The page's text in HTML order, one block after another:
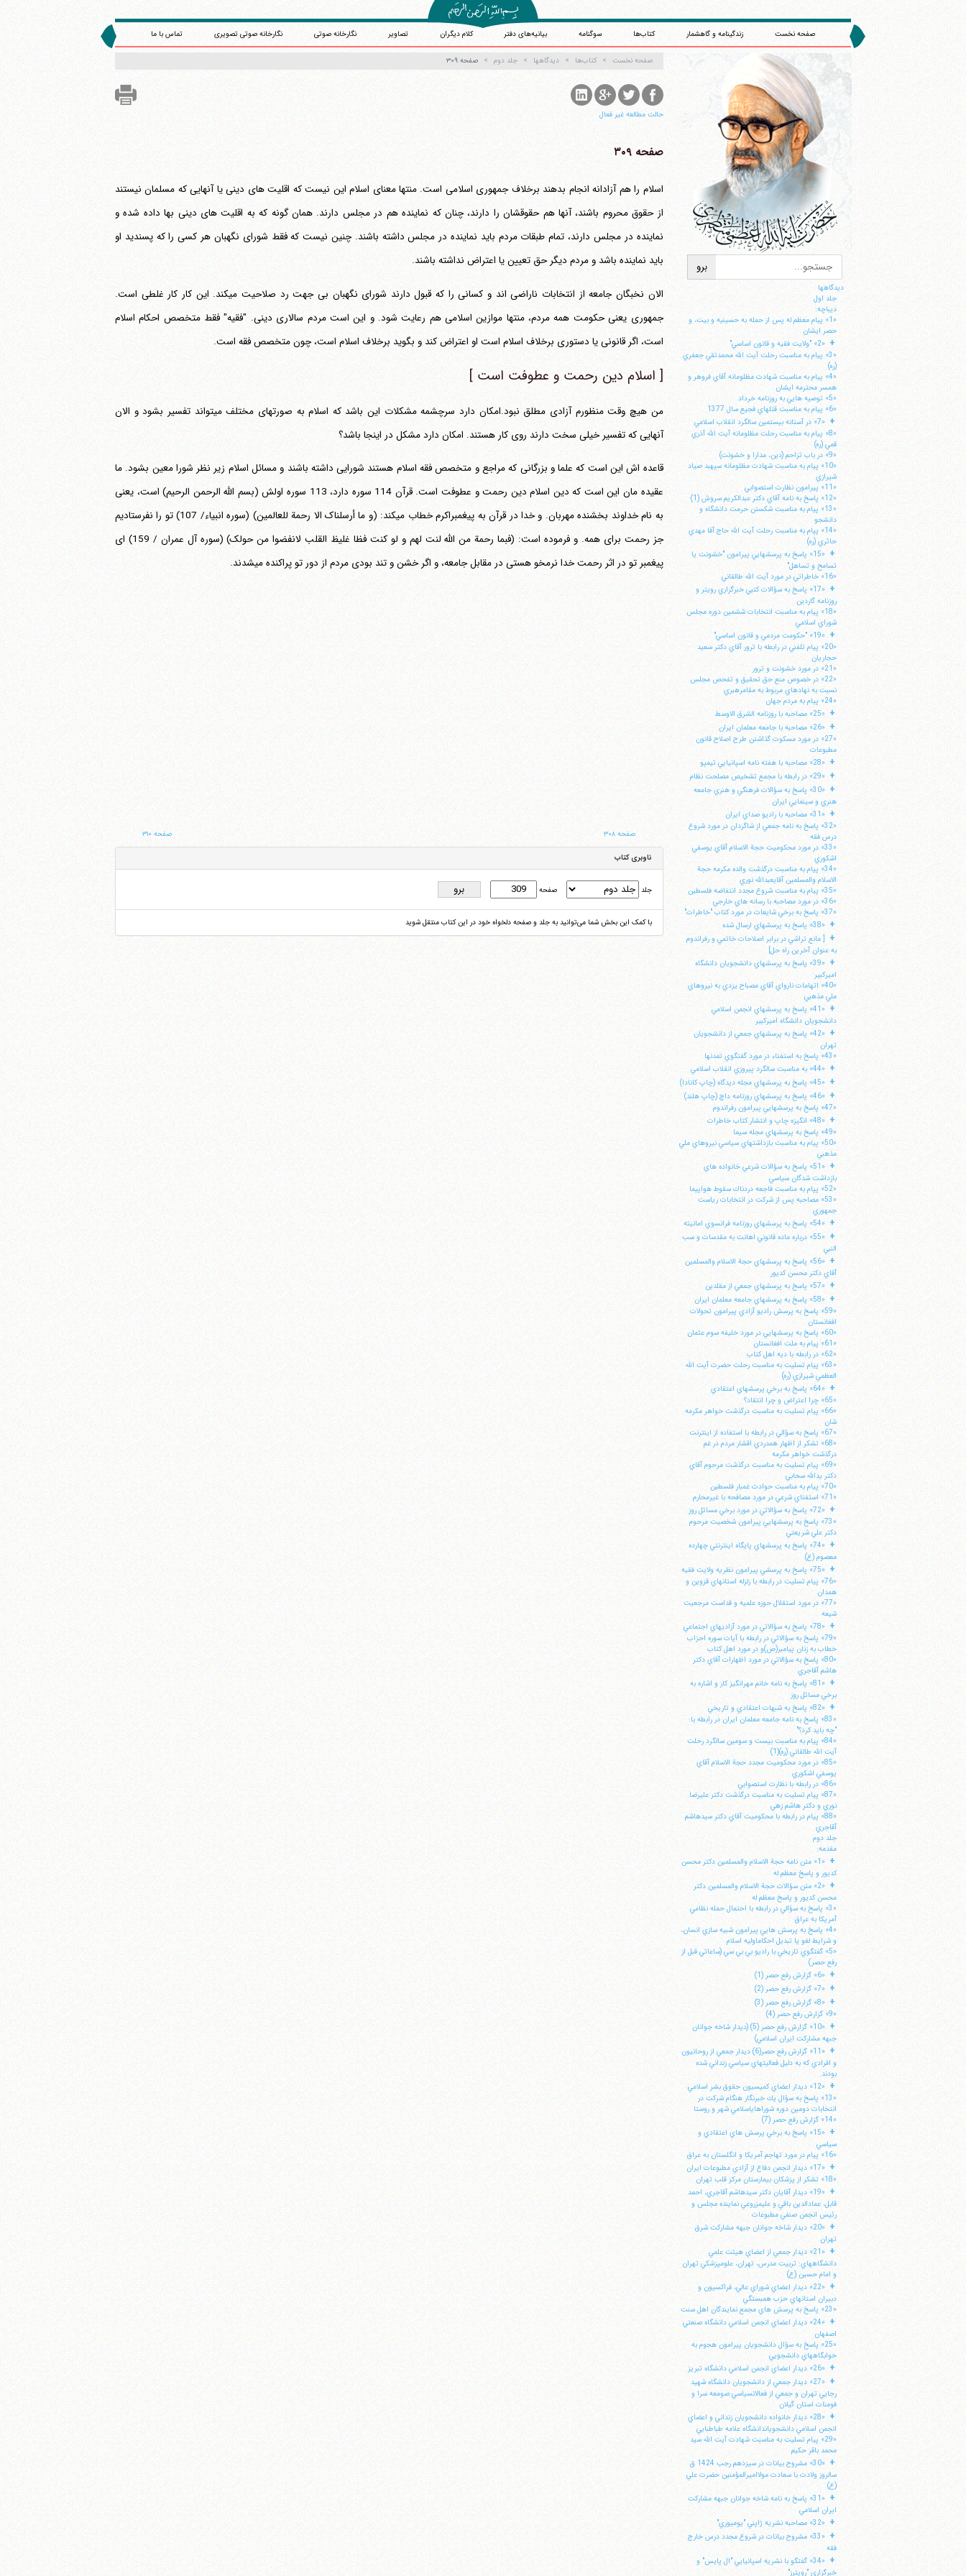
صفحه نخست زندگینامه و گاهشمار کتاب‌ها سوگنامه بیانیه‌های دفتر کلام دیگران تصاویر نگارخانه صوتی نگارخانه صوتی تصویری تماس با ما
دیدگاهها
جلد اول
ديباچه:
«1» پيام معظم له پس از حمله به حسينيه و بيت، و
حصر ايشان
+ «2» "ولايت فقيه و قانون اساسي"
«3» پيام به مناسبت رحلت آيت الله محمدتقي جعفري
(ره)
«4» پيام به مناسبت شهادت مظلومانه آقاي فروهر و
همسر محترمه ايشان
«5» توصيه هايي به روزنامه خرداد
«6» پيام به مناسبت قتلهاي فجيع سال 1377
+ «7» در آستانه بيستمين سالگرد انقلاب اسلامي
«8» پيام به مناسبت رحلت مظلومانه آيت الله آذري
قمي (ره)
«9» در باب تزاحم (دين، مدارا و خشونت)
«10» پيام به مناسبت شهادت مظلومانه سپهبد صياد
شيرازي
«11» پيرامون نظارت استصوابي
«12» پاسخ به نامه آقاي دكتر عبدالكريم سروش (1)
«13» پيام به مناسبت شكستن حرمت دانشگاه و
دانشجو
«14» پپام به مناسبت رحلت آيت الله حاج آقا مهدي
حائري (ره)
+
«15» پاسخ به پرسشهايي پيرامون "خشونت يا
تسامح و تساهل"
«16» خاطراتي در مورد آيت الله طالقاني
+
«17» پاسخ به سؤالات كتبي خبرگزاري رويتر و
روزنامه گاردين
«18» پيام به مناسبت انتخابات ششمين دوره مجلس
شوراي اسلامي
+ «19» "حكومت مردمي و قانون اساسي"
«20» پيام تلفني در رابطه با ترور آقاي دكتر سعيد
حجاريان
«21» در مورد خشونت و ترور
«22» در خصوص منع حق تحقيق و تفحص مجلس
نسبت به نهادهاي مربوط به مقامرهبري
«24» پيام به مردم جهان
+ «25» مصاحبه با روزنامه الشرق الاوسط
+ «26» مصاحبه با جامعه معلمان ايران
«27» در مورد مسكوت گذاشتن طرح اصلاح قانون
مطبوعات
+ «28» مصاحبه با هفته نامه اسپانيايي تيمپو
+ «29» در رابطه با مجمع تشخيص مصلحت نظام
+
«30» پاسخ به سؤالات فرهنگي و هنري جامعه
هنري و سينمايي ايران
+ «31» مصاحبه با راديو صداي ايران
«32» پاسخ به نامه جمعي از شاگردان در مورد شروع
درس فقه
«33» در مورد محكوميت حجة الاسلام آقاي يوسفي
اشكوري
«34» پيام به مناسبت درگذشت والده مكرمه حجة
الاسلام والمسلمين آقايعبدالله نوري
«35» پيام به مناسبت شروع مجدد انتفاضه فلسطين
«36» در مورد مصاحبه با رسانه هاي خارجي
«37» پاسخ به برخي شايعات در مورد كتاب "خاطرات"
+ «38» پاسخ به پرسشهاي ارسال شده
+ [ مانع تراشي در برابر اصلاحات خاتمي و رفراندوم
به عنوان آخرين راه حل]
+
«39» پاسخ به پرسشهاي دانشجويان دانشگاه
اميركبير
«40» اتهامات نارواي آقاي مصباح يزدي به نيروهاي
ملي مذهبي
+
«41» پاسخ به پرسشهاي انجمن اسلامي
دانشجويان دانشگاه اميركبير
+
«42» پاسخ به پرسشهاي جمعي از دانشجويان
تهران
«43» پاسخ به استفتاء در مورد گفتگوي تمدنها
+ «44» به مناسبت سالگرد پيروزي انقلاب اسلامي
+ «45» پاسخ به پرسشهاي مجله ديدگاه (چاپ كانادا)
+ «46» پاسخ به پرسشهاي روزنامه داچ (چاپ هلند)
«47» پاسخ به پرسشهايي پيرامون رفراندوم
+ «48» انگيزه چاپ و انتشار كتاب خاطرات
«49» پاسخ به پرسشهاي مجله سيما
«50» پيام به مناسبت بازداشتهاي سياسي نيروهاي ملي
مذهبي
+
«51» پاسخ به سؤالات شرعي خانواده هاي
بازداشت شدگان سياسي
«52» پپام به مناسبت فاجعه دردناك سقوط هواپيما
«53» مصاحبه پس از شركت در انتخابات رياست
جمهوري
+ «54» پاسخ به پرسشهاي روزنامه فرانسوي امانيته
+
«55» درباره ماده قانوني اهانت به مقدسات و سب
النبي
+
«56» پاسخ به پرسشهاي حجة الاسلام والمسلمين
آقاي دكتر محسن كديور
+ «57» پاسخ به پرسشهاي جمعي از مقلدين
+ «58» پاسخ به پرسشهاي جامعه معلمان ايران
«59» پاسخ به پرسش راديو آزادي پيرامون تحولات
افغانستان
«60» پاسخ به پرسشهايي در مورد خليفه سوم عثمان
«61» پيام به ملت افغانستان
«62» در رابطه با ديه اهل كتاب
«63» پيام تسليت به مناسبت رحلت حضرت آيت الله
العظمي شيرازي (ره)
+ «64» پاسخ به برخي پرسشهاي اعتقادي
«65» چرا اعتراض و چرا انتقاد؟
«66» پيام تسليت به مناسبت درگذشت خواهر مكرمه
شان
«67» پاسخ به سؤالي در رابطه با استفاده از اينترنت
«68» تشكر از اظهار همدردي اقشار مردم در غم
درگذشت خواهر مكرمه
«69» پيام تسليت به مناسبت درگذشت مرحوم آقاي
دكتر يدالله سحابي
«70» پيام به مناسبت حوادث غمبار فلسطين
«71» استفتاي شرعي در مورد مصافحه با غيرمحارم
+ «72» پاسخ به سؤالاتي در مورد برخي مسائل روز
«73» پاسخ به پرسشهايي پيرامون شخصيت مرحوم
دكتر علي شريعتي
+
«74» پاسخ به پرسشهاي پايگاه اينترنتي چهارده
معصوم (ع)
+ «75» پاسخ به پرسشي پيرامون نظريه ولايت فقيه
«76» پيام تسليت در رابطه با زلزله استانهاي قزوين و
همدان
«77» در مورد استقلال حوزه علميه و قداست مرجعيت
شيعه
+ «78» پاسخ به سؤالاتي در مورد آزاديهاي اجتماعي
«79» پاسخ به سؤالاتي در رابطه با آيات سوره احزاب
خطاب به زنان پيامبر(ص)و در مورد اهل كتاب
«80» پاسخ به سؤالاتي در مورد اظهارات آقاي دكتر
هاشم آقاجري
+
«81» پاسخ به نامه خانم مهرانگيز كار و اشاره به
برخي مسائل روز
+ «82» پاسخ به شبهات اعتقادي و تاريخي
«83» پاسخ به نامه جامعه معلمان ايران در رابطه با:
"چه بايد كرد؟"
«84» پيام به مناسبت بيست و سومين سالگرد رحلت
آيت الله طالقاني (ره)(1)
«85» در مورد محكوميت مجدد حجة الاسلام آقاي
يوسفي اشكوري
«86» در رابطه با نظارت استصوابي
«87» پيام تسليت به مناسبت درگذشت دكتر عليرضا
نوري و دكتر هاشم زهي
«88» پيام در رابطه با محكوميت آقاي دكتر سيدهاشم
آقاجري
جلد دوم
مقدمه:
+
«1» متن نامه حجة الاسلام والمسلمين دكتر محسن
كديور و پاسخ معظم له
+
«2» متن سؤالات حجة الاسلام والمسلمين دكتر
محسن كديور و پاسخ معظم له
«3» پاسخ به سؤالي در رابطه با احتمال حمله نظامي
آمريكا به عراق
«4» پاسخ به پرسش هايي پيرامون شبيه سازي انسان،
و شرايط لغو يا تبديل احكاماوليه اسلام
«5» گفتگوي تاريخي با راديو بي بي سي (ساعاتي قبل از
رفع حصر)
+ «6» گزارش رفع حصر (1)
+ «7» گزارش رفع حصر (2)
+ «8» گزارش رفع حصر (3)
«9» گزارش رفع حصر (4)
+
«10» گزارش رفع حصر (5) (ديدار شاخه جوانان
جبهه مشاركت ايران اسلامي)
+
«11» گزارش رفع حصر(6) ديدار جمعي از روحانيون
و افرادي كه به دليل فعاليتهاي سياسي زنداني شده
بودند.
+ «12» ديدار اعضاي كميسيون حقوق بشر اسلامي
«13» پاسخ به سؤال يك خبرنگار هنگام شركت در
انتخابات دومين دوره شوراهاياسلامي شهر و روستا
«14» گزارش رفع حصر (7)
+
«15» پاسخ به برخي پرسش هاي اعتقادي و
سياسي
«16» پيام در مورد تهاجم آمريكا و انگلستان به عراق
+ «17» ديدار انجمن دفاع از آزادي مطبوعات ايران
«18» تشكر از پزشكان بيمارستان مركز قلب تهران
+
«19» ديدار آقايان دكتر سيدهاشم آقاجري، احمد
قابل، عمادالدين باقي و عليمزروعي نماينده مجلس و
رئيس انجمن صنفي مطبوعات
+
«20» ديدار شاخه جوانان جبهه مشاركت شرق
تهران
+
«21» ديدار جمعي از اعضاي هيئت علمي
دانشگاههاي: تربيت مدرس، تهران، علومپزشكي تهران
و امام حسين (ع)
+
«22» ديدار اعضاي شوراي عالي، فراكسيون و
دبيران استانهاي حزب همبستگي
«23» پاسخ به پرسش هاي مجمع نمايندگان اهل سنت
+
«24» ديدار اعضاي انجمن اسلامي دانشگاه صنعتي
اصفهان
«25» پاسخ به سؤال دانشجويان پيرامون هجوم به
خوابگاههاي دانشجويي
+ «26» ديدار اعضاي انجمن اسلامي دانشگاه تبريز
+
«27» ديدار جمعي از دانشجويان دانشگاه شهيد
رجايي تهران و جمعي از فعالانسياسي صومعه سرا و
فومنات استان گيلان
+
«28» ديدار خانواده دانشجويان زنداني و اعضاي
انجمن اسلامي دانشجوياندانشگاه علامه طباطبايي
«29» پيام تسليت به مناسبت شهادت آيت الله سيد
محمد باقر حكيم
+
«30» مشروح بيانات در سيزدهم رجب 1424 ق
سالروز ولادت با سعادت مولااميرالمؤمنين حضرت علي
(ع)
+
«31» پاسخ به نامه شاخه جوانان جبهه مشاركت
ايران اسلامي
+ «32» مصاحبه نشريه ژاپني "يوميوري"
+
«33» مشروح بيانات در شروع مجدد درس خارج
فقه
+
«34» گفتگو با نشريه اسپانيايي "ال پايس" و
خبرگزاري "رويترز"
صفحه نخست کتاب‌ها دیدگاهها جلد دوم صفحه ۳۰۹
حالت مطالعه غیر فعال
صفحه ۳۰۹
اسلام را هم آزادانه انجام بدهند برخلاف جمهوری اسلامی است. منتها معنای اسلام این نیست که اقلیت های دینی یا آنهایی که مسلمان نیستند
از حقوق محروم باشند، آنها هم حقوقشان را دارند، چنان که نماینده هم در مجلس دارند. همان گونه که به اقلیت های دینی بها داده شده و
نماینده در مجلس دارند، تمام طبقات مردم باید نماینده در مجلس داشته باشند. چنین نیست که فقط شورای نگهبان هر کسی را که پسندید او
باید نماینده باشد و مردم دیگر حق تعیین یا اعتراض نداشته باشند.
الان نخبگان جامعه از انتخابات ناراضی اند و کسانی را که قبول دارند شورای نگهبان بی جهت رد صلاحیت می‎کند. این کار کار غلطی است.
جمهوری یعنی حکومت همه مردم، منتها موازین اسلامی هم رعایت شود. و این است مردم سالاری دینی. "فقیه" فقط متخصص احکام اسلام
است، اگر قانونی یا دستوری برخلاف اسلام است او اعتراض کند و بگوید برخلاف اسلام است، چون متخصص فقه است.
[ اسلام دین رحمت و عطوفت است ]
من هیچ وقت منظورم آزادی مطلق نبود.امکان دارد سرچشمه مشکلات این باشد که اسلام به صورتهای مختلف می‎تواند تفسیر بشود و الان
آنهایی که تفسیر خیلی سخت دارند روی کار هستند. امکان دارد مشکل در اینجا باشد؟
قاعده اش این است که علما و بزرگانی که مراجع و متخصص فقه اسلام هستند شورایی داشته باشند و مسائل اسلام زیر نظر شورا معین بشود. ما
عقیده مان این است که دین اسلام دین رحمت و عطوفت است. قرآن 114 سوره دارد، 113 سوره اولش
(بسم الله الرحمن الرحیم) است، یعنی
به نام خداوند بخشنده مهربان. و خدا در قرآن به پیغمبراکرم خطاب می‎کند:
(و ما أرسلناک الا رحمة للعالمین)
(سوره انبیاء/ 107) تو را نفرستادیم
جز رحمت برای همه. و فرموده است: (فبما رحمة من الله لنت لهم و لو کنت فظا غلیظ القلب لانفضوا من حولک)
(سوره آل عمران / 159) ای
پیغمبر تو در اثر رحمت خدا نرمخو هستی در مقابل جامعه، و اگر خشن و تند بودی مردم از دور تو پراکنده می‎شدند.
صفحه ۳۰۸ صفحه ۳۱۰
ناوبری کتاب
جلد صفحه
با کمک این بخش شما می‌توانید به جلد و صفحه دلخواه خود در این کتاب منتقل شوید